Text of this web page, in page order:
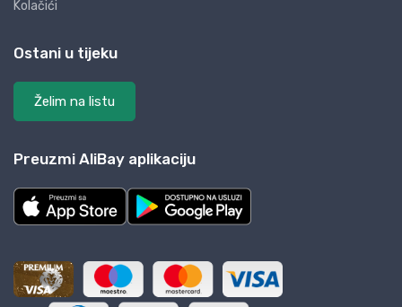
Kolačići
Ostani u tijeku
Želim na listu
Preuzmi AliBay aplikaciju